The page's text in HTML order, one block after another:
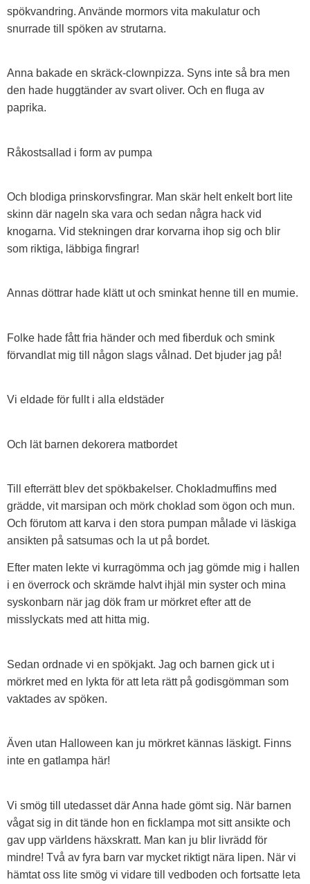
spökvandring. Använde mormors vita makulatur och
snurrade till spöken av strutarna.
Anna bakade en skräck-clownpizza. Syns inte så bra men
den hade huggtänder av svart oliver. Och en fluga av
paprika.
Råkostsallad i form av pumpa
Och blodiga prinskorvsfingrar. Man skär helt enkelt bort lite
skinn där nageln ska vara och sedan några hack vid
knogarna. Vid stekningen drar korvarna ihop sig och blir
som riktiga, läbbiga fingrar!
Annas döttrar hade klätt ut och sminkat henne till en mumie.
Folke hade fått fria händer och med fiberduk och smink
förvandlat mig till någon slags vålnad. Det bjuder jag på!
Vi eldade för fullt i alla eldstäder
Och lät barnen dekorera matbordet
Till efterrätt blev det spökbakelser. Chokladmuffins med
grädde, vit marsipan och mörk choklad som ögon och mun.
Och förutom att karva i den stora pumpan målade vi läskiga
ansikten på satsumas och la ut på bordet.
Efter maten lekte vi kurragömma och jag gömde mig i hallen
i en överrock och skrämde halvt ihjäl min syster och mina
syskonbarn när jag dök fram ur mörkret efter att de
misslyckats med att hitta mig.
Sedan ordnade vi en spökjakt. Jag och barnen gick ut i
mörkret med en lykta för att leta rätt på godisgömman som
vaktades av spöken.
Även utan Halloween kan ju mörkret kännas läskigt. Finns
inte en gatlampa här!
Vi smög till utedasset där Anna hade gömt sig. När barnen
vågat sig in dit tände hon en ficklampa mot sitt ansikte och
gav upp världens häxskratt. Man kan ju blir livrädd för
mindre! Två av fyra barn var mycket riktigt nära lipen. När vi
hämtat oss lite smög vi vidare till vedboden och fortsatte leta